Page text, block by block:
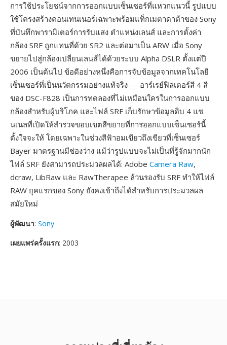
การใช้ประโยชน์จากการออกแบบเซ็นเซอร์ที่แหวกแนวนี้ รูปแบบ
ใช้โครงสร้างคอนเทนเนอร์เฉพาะพร้อมแท็กเมตาดาต้าของ Sony
ที่บันทึกพารามิเตอร์การรับแสง ตำแหน่งเลนส์ และการตั้งค่า
กล้อง SRF ถูกแทนที่ด้วย SR2 และต่อมาเป็น ARW เมื่อ Sony
ขยายไปสู่กล้องเปลี่ยนเลนส์ได้ด้วยระบบ Alpha DSLR ตั้งแต่ปี
2006 เป็นต้นไป ข้อดีอย่างหนึ่งคือการจับข้อมูลจากเทคโนโลยี
เซ็นเซอร์ที่เป็นนวัตกรรมอย่างแท้จริง — อาร์เรย์ฟิลเตอร์สี 4 สี
ของ DSC-F828 เป็นการทดลองที่ไม่เหมือนใครในการออกแบบ
กล้องสำหรับผู้บริโภค และไฟล์ SRF เก็บรักษาข้อมูลดิบ 4 แช
นเนลที่เปิดให้สำรวจขอบเขตสีขยายที่การออกแบบเซ็นเซอร์นี้
ตั้งใจจะให้ โดยเฉพาะในช่วงสีฟ้าอมเขียวถึงเขียวที่เซ็นเซอร์
Bayer มาตรฐานมีช่องว่าง แม้ว่ารูปแบบจะไม่เป็นที่รู้จักมากนัก
ไฟล์ SRF ยังสามารถประมวลผลได้: Adobe Camera Raw,
dcraw, LibRaw และ RawTherapee ล้วนรองรับ SRF ทำให้ไฟล์
RAW ยุคแรกของ Sony ยังคงเข้าถึงได้สำหรับการประมวลผล
สมัยใหม่
ผู้พัฒนา: Sony
เผยแพร่ครั้งแรก: 2003